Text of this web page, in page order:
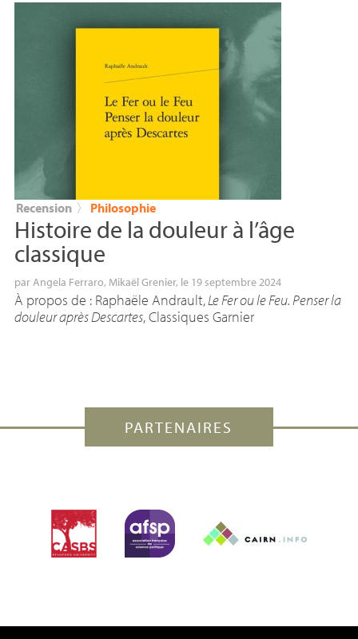
Recension 〉 Philosophie
Histoire de la douleur à l’âge
classique
parAngela Ferraro, Mikaël Grenier, le 19 septembre 2024
À propos de : Raphaële Andrault,Le Fer ou le Feu. Penser la
douleur après Descartes, Classiques Garnier
PARTENAIRES